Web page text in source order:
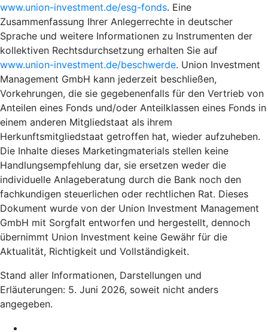
www.union-investment.de/esg-fonds. Eine
Zusammenfassung Ihrer Anlegerrechte in deutscher
Sprache und weitere Informationen zu Instrumenten der
kollektiven Rechtsdurchsetzung erhalten Sie auf
www.union-investment.de/beschwerde. Union Investment
Management GmbH kann jederzeit beschließen,
Vorkehrungen, die sie gegebenenfalls für den Vertrieb von
Anteilen eines Fonds und/oder Anteilklassen eines Fonds in
einem anderen Mitgliedstaat als ihrem
Herkunftsmitgliedstaat getroffen hat, wieder aufzuheben.
Die Inhalte dieses Marketingmaterials stellen keine
Handlungsempfehlung dar, sie ersetzen weder die
individuelle Anlageberatung durch die Bank noch den
fachkundigen steuerlichen oder rechtlichen Rat. Dieses
Dokument wurde von der Union Investment Management
GmbH mit Sorgfalt entworfen und hergestellt, dennoch
übernimmt Union Investment keine Gewähr für die
Aktualität, Richtigkeit und Vollständigkeit.
Stand aller Informationen, Darstellungen und
Erläuterungen: 5. Juni 2026, soweit nicht anders
angegeben.